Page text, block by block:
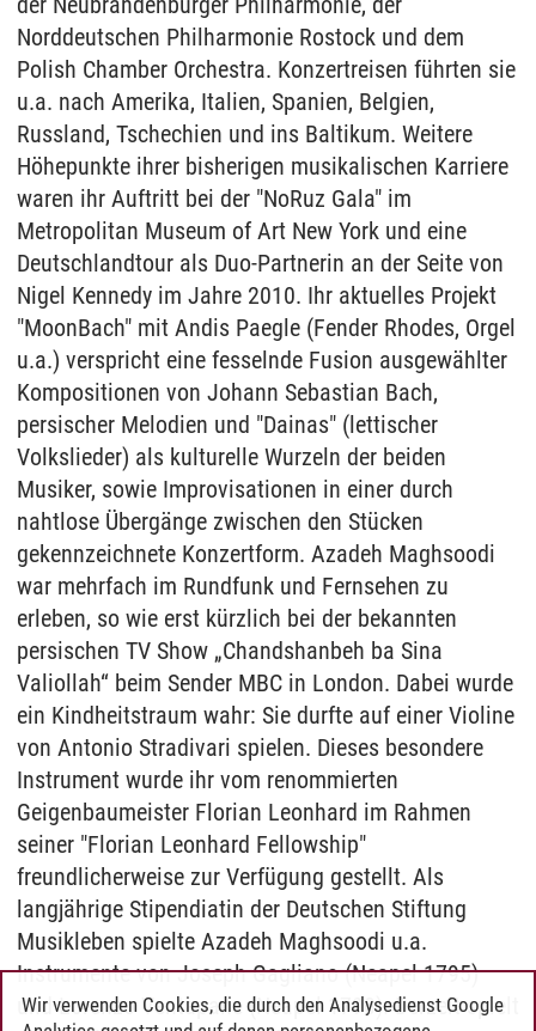
Norddeutschen Philharmonie Rostock und dem
Polish Chamber Orchestra. Konzertreisen führten sie
u.a. nach Amerika, Italien, Spanien, Belgien,
Russland, Tschechien und ins Baltikum. Weitere
Höhepunkte ihrer bisherigen musikalischen Karriere
waren ihr Auftritt bei der "NoRuz Gala" im
Metropolitan Museum of Art New York und eine
Deutschlandtour als Duo-Partnerin an der Seite von
Nigel Kennedy im Jahre 2010. Ihr aktuelles Projekt
"MoonBach" mit Andis Paegle (Fender Rhodes, Orgel
u.a.) verspricht eine fesselnde Fusion ausgewählter
Kompositionen von Johann Sebastian Bach,
persischer Melodien und "Dainas" (lettischer
Volkslieder) als kulturelle Wurzeln der beiden
Musiker, sowie Improvisationen in einer durch
nahtlose Übergänge zwischen den Stücken
gekennzeichnete Konzertform. Azadeh Maghsoodi
war mehrfach im Rundfunk und Fernsehen zu
erleben, so wie erst kürzlich bei der bekannten
persischen TV Show „Chandshanbeh ba Sina
Valiollah“ beim Sender MBC in London. Dabei wurde
ein Kindheitstraum wahr: Sie durfte auf einer Violine
von Antonio Stradivari spielen. Dieses besondere
Instrument wurde ihr vom renommierten
Geigenbaumeister Florian Leonhard im Rahmen
seiner "Florian Leonhard Fellowship"
freundlicherweise zur Verfügung gestellt. Als
langjährige Stipendiatin der Deutschen Stiftung
Musikleben spielte Azadeh Maghsoodi u.a.
Instrumente von Joseph Gagliano (Neapel 1795)
und Lorenzo Ventapane (Neapel 1790). Derzeit spielt
Wir verwenden Cookies, die durch den Analysedienst Google